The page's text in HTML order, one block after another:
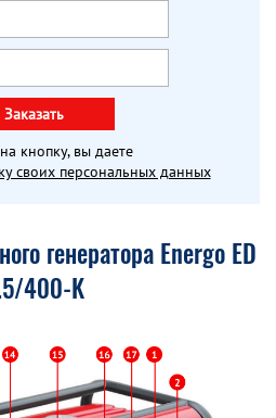
Заказать
кнопку, вы даете
своих персональных данных
генератора Energo ED
400-K